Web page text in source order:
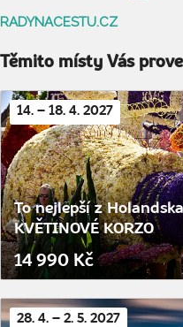
RADYNACESTU.CZ
Těmito místy Vás
14. – 18. 4. 2027
To nejlepší z
KVĚTINOVÉ KORZO
14 990 Kč
28. 4. – 2. 5. 2027